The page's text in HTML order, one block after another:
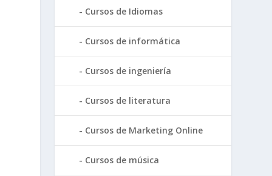
Cursos de Idiomas
Cursos de informática
Cursos de ingeniería
Cursos de literatura
Cursos de Marketing Online
Cursos de música